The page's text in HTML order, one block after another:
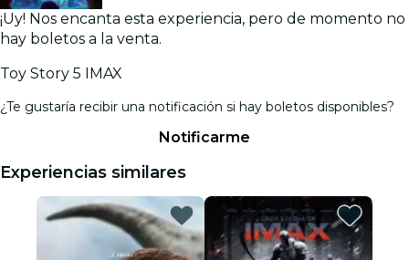
¡Uy! Nos encanta esta experiencia, pero de momento no
hay boletos a la venta.
Toy Story 5 IMAX
¿Te gustaría recibir una notificación si hay boletos disponibles?
Notificarme
Experiencias similares